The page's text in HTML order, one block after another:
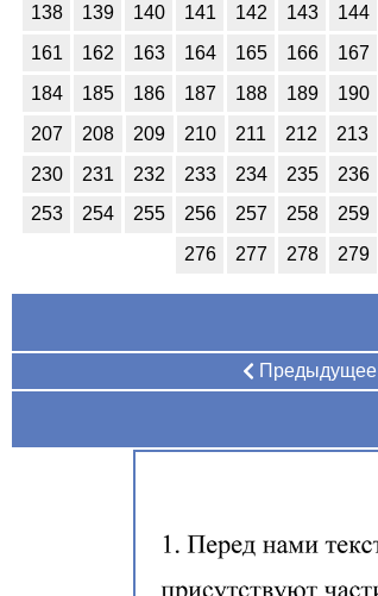
138
139 140 141 142 143 144
161
162 163 164 165 166 167
184
185 186 187 188 189 190
207
208 209 210 211 212 213
230
231 232 233 234 235 236
253
254 255 256 257 258 259
276
277 278 279
Предыдущее